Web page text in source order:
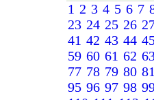
1 2 3 4 5 6 7
23 24 25 26
41 42 43 44
59 60 61 62
77 78 79 80
95 96 97 98